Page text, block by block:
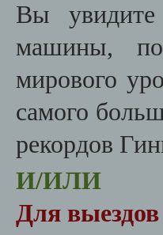
Вы
машины,
мирового
самого
рекордов
И/ИЛИ
Для